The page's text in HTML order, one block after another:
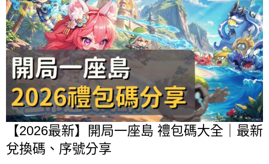
【2026最新】開局一座島 禮包碼大全｜最新
兌換碼、序號分享